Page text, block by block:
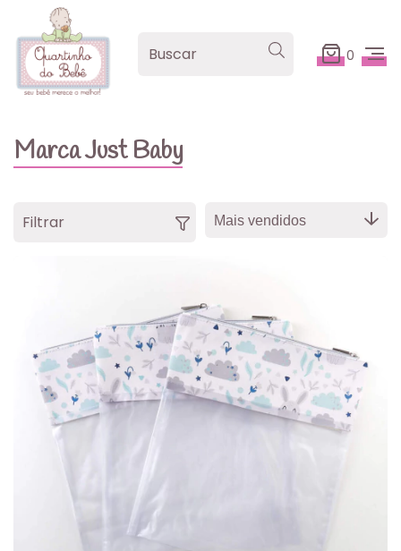
0
Marca Just Baby
Filtrar